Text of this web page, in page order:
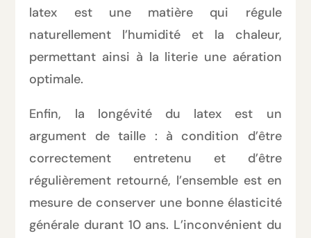
latex est une matière qui régule
naturellement l’humidité et la chaleur,
permettant ainsi à la literie une aération
optimale.
Enfin, la longévité du latex est un
argument de taille : à condition d’être
correctement entretenu et d’être
régulièrement retourné, l’ensemble est en
mesure de conserver une bonne élasticité
générale durant 10 ans. L’inconvénient du